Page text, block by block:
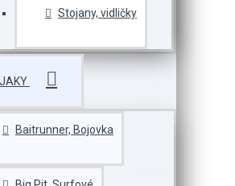
Stojany, vidličky
Baitrunner, Bojovka